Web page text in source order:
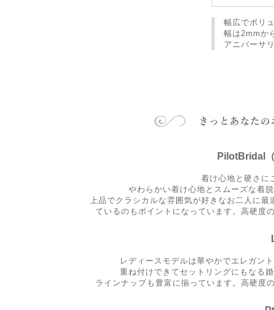
幅広でボリ
幅は2mmか
アニバーサ
PilotBridal
着け心地と硬さに
やわらかい着け心地とスムーズな着
上品でクラシカルな雰囲気が好きなお二人に
ているのもポイントになっています。高硬度
レディースモデルは華やかでエレガン
重ね付けできてセットリングにもなる
ラインナップも豊富に揃っています。高硬度